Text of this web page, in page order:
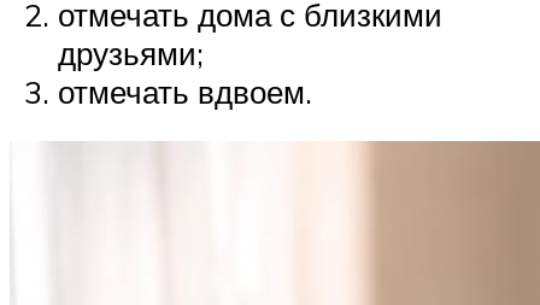
отмечать дома с близкими
друзьями;
отмечать вдвоем.